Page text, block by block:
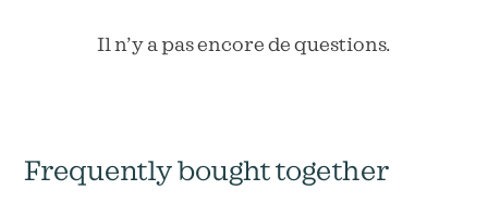
Il n’y a pas encore de questions.
Frequently bought together